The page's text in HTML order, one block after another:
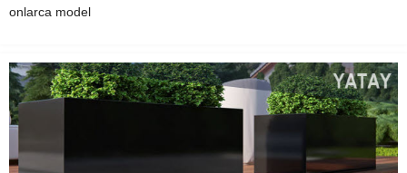
onlarca model